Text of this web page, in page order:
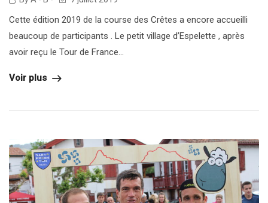
Cette édition 2019 de la course des Crêtes a encore accueilli
beaucoup de participants . Le petit village d’Espelette , après
avoir reçu le Tour de France...
Voir plus